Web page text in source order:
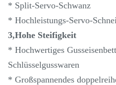
* Split-Servo-Schwanz
* Hochleistungs-Servo-
3,Hohe Steifigkeit
* Hochwertiges
Schlüsselgusswaren
* Großspannendes